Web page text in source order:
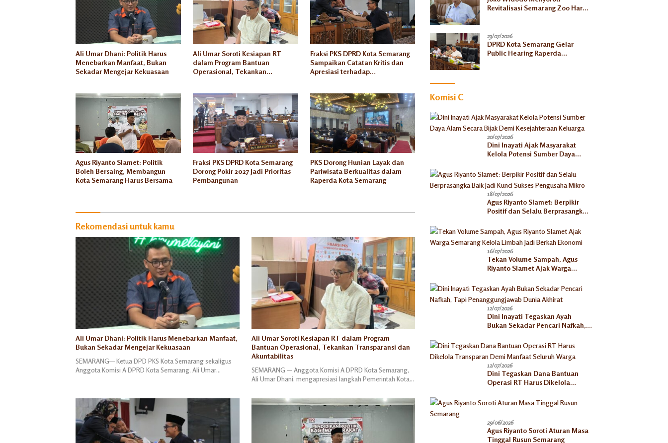
DPRD
Kota
Semarang
Komisi
A
Ali Umar Dhani: Politik Harus
Menebarkan Manfaat, Bukan
Sekadar Mengejar Kekuasaan
Ali Umar Soroti Kesiapan RT
dalam Program Bantuan
Operasional, Tekankan
Fraksi PKS DPRD Kota Semarang
Sampaikan Catatan Kritis dan
Apresiasi terhadap
Agus Riyanto Slamet: Politik
Boleh Bersaing, Membangun
Kota Semarang Harus Bersama
Fraksi PKS DPRD Kota Semarang
Dorong Pokir 2027 Jadi Prioritas
Pembangunan
PKS Dorong Hunian Layak dan
Pariwisata Berkualitas dalam
Raperda Kota Semarang
Rekomendasi untuk kamu
Ali Umar Dhani: Politik Harus Menebarkan Manfaat,
Bukan Sekadar Mengejar Kekuasaan
SEMARANG— Ketua DPD PKS Kota Semarang sekaligus
Anggota Komisi A DPRD Kota Semarang, Ali Umar…
Ali Umar Soroti Kesiapan RT dalam Program
Bantuan Operasional, Tekankan Transparansi dan
Akuntabilitas
SEMARANG — Anggota Komisi A DPRD Kota Semarang,
Ali Umar Dhani, mengapresiasi langkah Pemerintah Kota…
Revitalisasi Semarang Zoo Harus
23/07/2026
DPRD Kota Semarang Gelar
Public Hearing Raperda
Komisi C
20/07/2026
Dini Inayati Ajak Masyarakat
Kelola Potensi Sumber Daya
Kesejahteraan Keluarga
18/07/2026
Agus Riyanto Slamet: Berpikir
Positif dan Selalu Berprasangka
Pengusaha Mikro
16/07/2026
Tekan Volume Sampah, Agus
Riyanto Slamet Ajak Warga
Berkah Ekonomi
12/07/2026
Dini Inayati Tegaskan Ayah
Bukan Sekadar Pencari Nafkah,
Akhirat
12/07/2026
Dini Tegaskan Dana Bantuan
Operasi RT Harus Dikelola
Seluruh Warga
29/06/2026
Agus Riyanto Soroti Aturan Masa
Tinggal Rusun Semarang